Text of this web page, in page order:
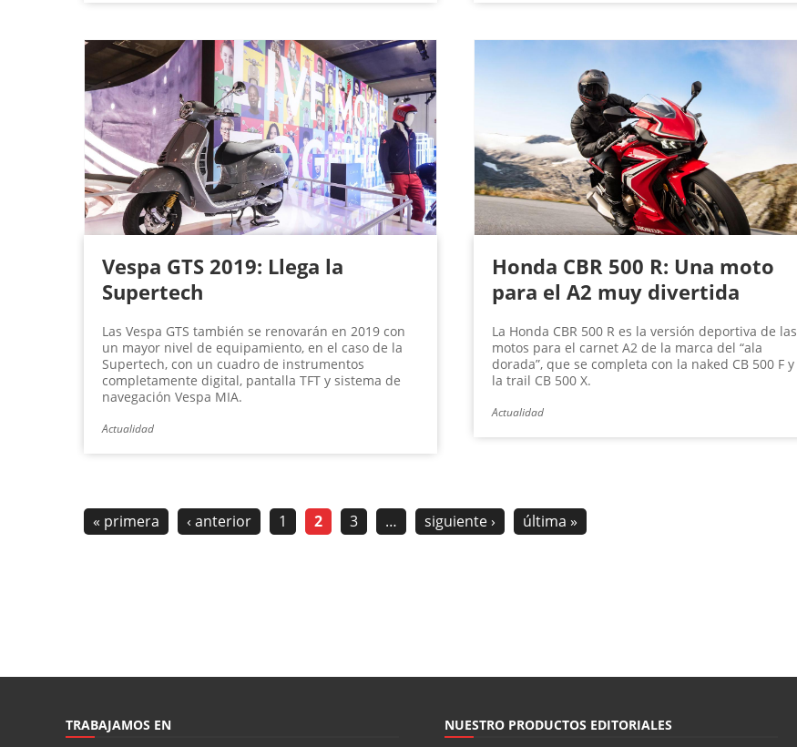
Vespa GTS 2019: Llega la
Supertech
Las Vespa GTS también se renovarán en 2019 con
un mayor nivel de equipamiento, en el caso de la
Supertech, con un cuadro de instrumentos
completamente digital, pantalla TFT y sistema de
navegación Vespa MIA.
Actualidad
Honda CBR 500 R: Una moto
para el A2 muy divertida
La Honda CBR 500 R es la versión deportiva de las
motos para el carnet A2 de la marca del “ala
dorada”, que se completa con la naked CB 500 F y
la trail CB 500 X.
Actualidad
« primera ‹ anterior 1 2 3 … siguiente › última »
TRABAJAMOS EN NUESTRO PRODUCTOS EDITORIALES